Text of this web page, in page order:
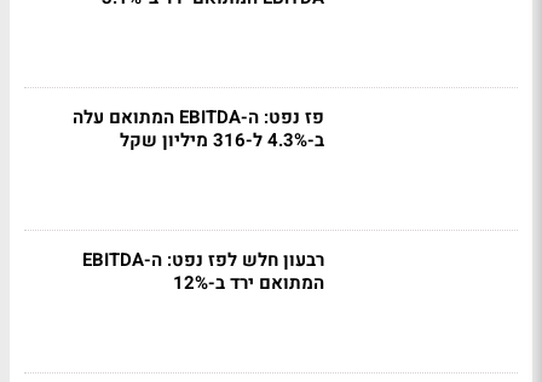
פז נפט: ה-EBITDA המתואם עלה
ב-4.3% ל-316 מיליון שקל
רבעון חלש לפז נפט: ה-EBITDA
המתואם ירד ב-12%